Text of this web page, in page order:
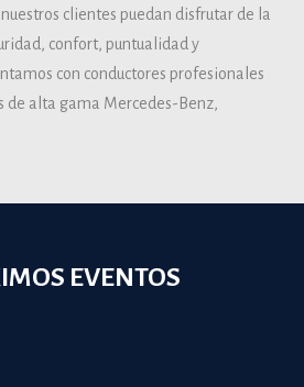
clientes puedan disfrutar de la
confort, puntualidad y
con conductores profesionales
de alta gama Mercedes-Benz,
EVENTOS